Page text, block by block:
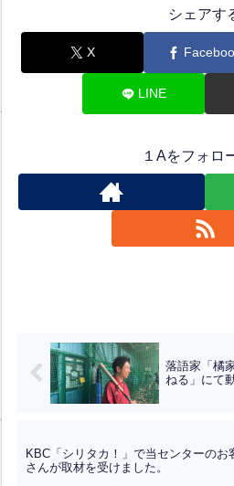
シェアす
X
LINE
１Aをフォロ
落語家「橘
ねる」にて
KBC「シリタカ！」で当センターのお
さんが取材を受けました。